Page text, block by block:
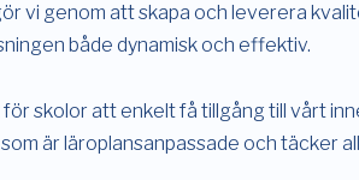
vi genom att skapa och leverera
både dynamisk och effektiv.
skolor att enkelt få tillgång till vårt
är läroplansanpassade och täcker